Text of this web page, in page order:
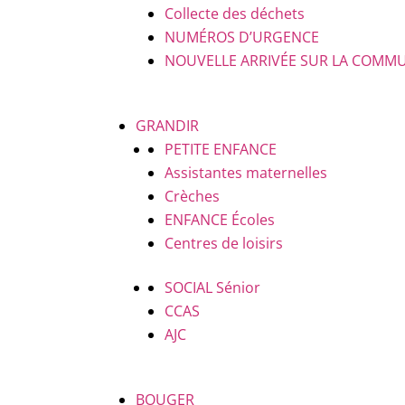
Collecte des déchets
NUMÉROS D’URGENCE
NOUVELLE ARRIVÉE SUR LA
GRANDIR
PETITE ENFANCE
Assistantes maternelles
Crèches
ENFANCE Écoles
Centres de loisirs
SOCIAL Sénior
CCAS
AJC
BOUGER